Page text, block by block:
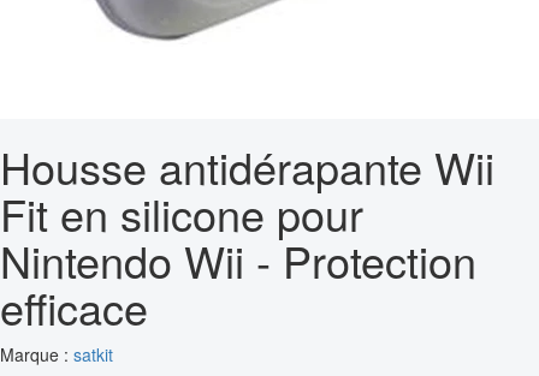
Housse antidérapante Wii
Fit en silicone pour
Nintendo Wii - Protection
efficace
Marque : satkit